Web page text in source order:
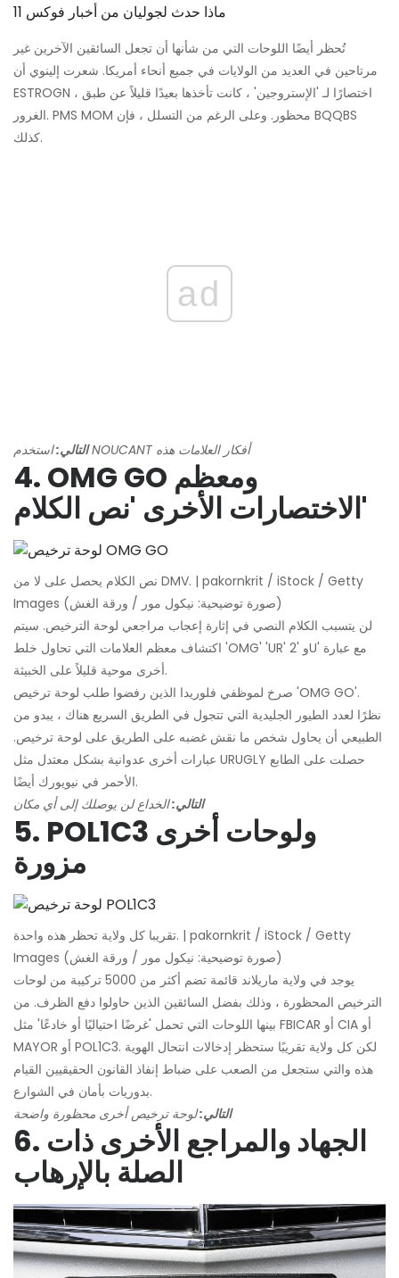
ماذا حدث لجوليان من أخبار فوكس 11
تُحظر أيضًا اللوحات التي من شأنها أن تجعل السائقين الآخرين غير
مرتاحين في العديد من الولايات في جميع أنحاء أمريكا. شعرت إلينوي أن
ESTROGN ، اختصارًا لـ 'الإستروجين' ، كانت تأخذها بعيدًا قليلاً عن طبق
الغرور. PMS MOM محظور. وعلى الرغم من التسلل ، فإن BQQBS
كذلك.
ad
التالي: استخدم NOUCANT أفكار العلامات هذه
4. OMG GO ومعظم
الاختصارات الأخرى 'نص الكلام'
نص الكلام يحصل على لا من DMV. | pakornkrit / iStock / Getty
Images (صورة توضيحية: نيكول مور / ورقة الغش)
لن يتسبب الكلام النصي في إثارة إعجاب مراجعي لوحة الترخيص. سيتم
اكتشاف معظم العلامات التي تحاول خلط 'OMG' 'UR' و '2U' مع عبارة
أخرى موحية قليلاً على الخبيثة.
صرخ لموظفي فلوريدا الذين رفضوا طلب لوحة ترخيص 'OMG GO'.
نظرًا لعدد الطيور الجليدية التي تتجول في الطريق السريع هناك ، يبدو من
الطبيعي أن يحاول شخص ما نقش غضبه على الطريق على لوحة ترخيص.
عبارات أخرى عدوانية بشكل معتدل مثل URUGLY حصلت على الطابع
الأحمر في نيويورك أيضًا.
التالي:الخداع لن يوصلك إلى أي مكان
5. POL1C3 ولوحات أخرى
مزورة
تقريبا كل ولاية تحظر هذه واحدة. | pakornkrit / iStock / Getty
Images (صورة توضيحية: نيكول مور / ورقة الغش)
يوجد في ولاية ماريلاند قائمة تضم أكثر من 5000 تركيبة من لوحات
الترخيص المحظورة ، وذلك بفضل السائقين الذين حاولوا دفع الظرف. من
بينها اللوحات التي تحمل 'غرضًا احتياليًا أو خادعًا' مثل FBICAR أو CIA أو
MAYOR أو POL1C3. لكن كل ولاية تقريبًا ستحظر إدخالات انتحال الهوية
هذه والتي ستجعل من الصعب على ضباط إنفاذ القانون الحقيقيين القيام
بدوريات بأمان في الشوارع.
التالي:لوحة ترخيص أخرى محظورة واضحة
6. الجهاد والمراجع الأخرى ذات
الصلة بالإرهاب